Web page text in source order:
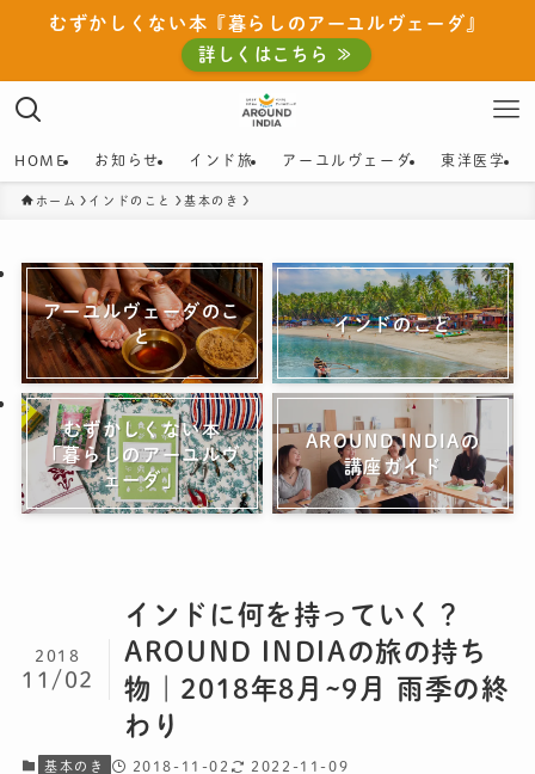
むずかしくない本『暮らしのアーユルヴェーダ』
詳しくはこちら ≫
HOME お知らせ インド旅 アーユルヴェーダ 東洋医学
ホーム インドのこと 基本のき
アーユルヴェーダのこ
と
インドのこと
むずかしくない本
「暮らしのアーユルヴ
ェーダ」
AROUND INDIAの
講座ガイド
インドに何を持っていく？
AROUND INDIAの旅の持ち
物｜2018年8月~9月 雨季の終
わり
2018
11/02
基本のき 2018-11-02 2022-11-09